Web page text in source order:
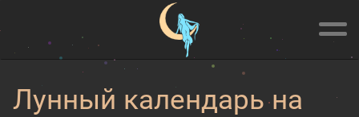
Лунный календарь на